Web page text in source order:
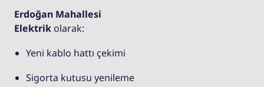
Erdoğan Mahallesi
Elektrik olarak:
Yeni kablo hattı çekimi
Sigorta kutusu yenileme